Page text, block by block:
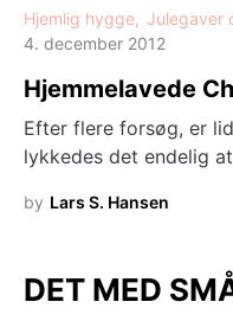
Hjemlig hygge
Julegaver
4. december 2012
Hjemmelavede
Efter flere forsøg, er
lykkedes det endelig
by Lars S. Hansen
DET MED